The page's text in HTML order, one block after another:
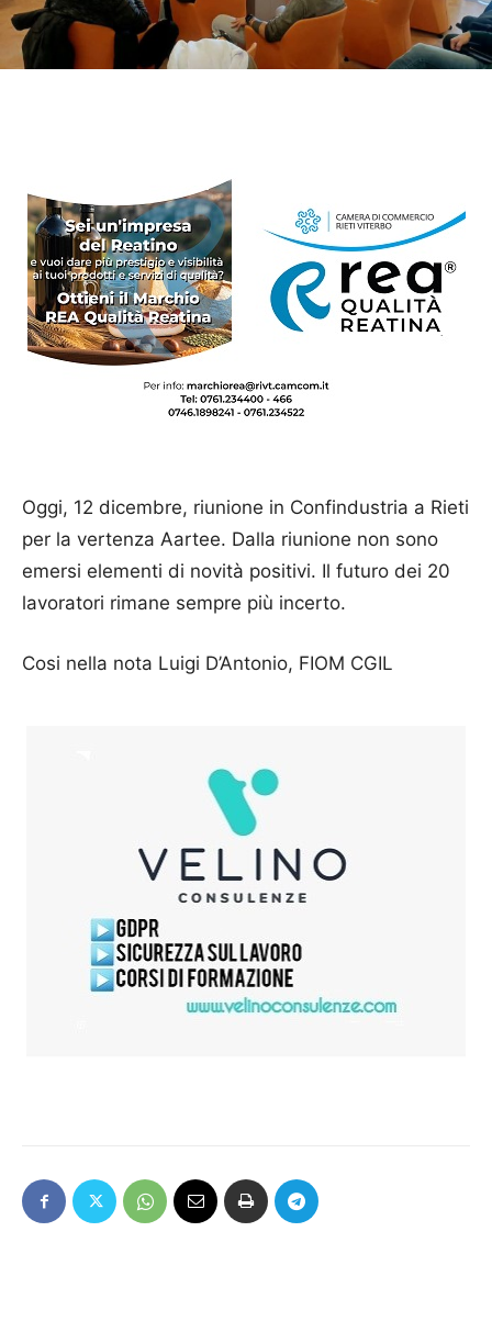
Oggi, 12 dicembre, riunione in Confindustria a Rieti
per la vertenza Aartee. Dalla riunione non sono
emersi elementi di novità positivi. Il futuro dei 20
lavoratori rimane sempre più incerto.
Cosi nella nota Luigi D’Antonio, FIOM CGIL